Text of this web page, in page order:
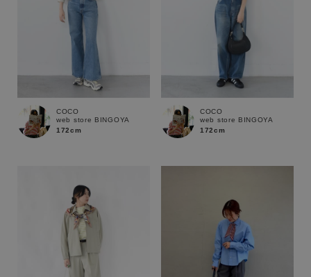
COCO
web store BINGOYA
172cm
COCO
web store BINGOYA
172cm